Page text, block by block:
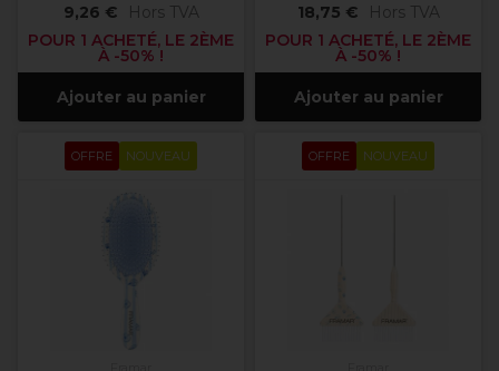
9,26 €
Hors TVA
POUR 1 ACHETÉ, LE 2ÈME
À -50% !
Ajouter au panier
18,75 €
Hors TVA
POUR 1 ACHETÉ, LE 2ÈME
À -50% !
Ajouter au panier
OFFRE NOUVEAU OFFRE NOUVEAU